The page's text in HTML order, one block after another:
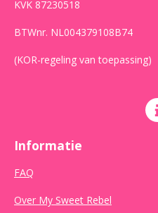
KVK 87230518
BTWnr. NL004379108B74
(KOR-regeling van toepassing)
Informatie
FAQ
Over My Sweet Rebel